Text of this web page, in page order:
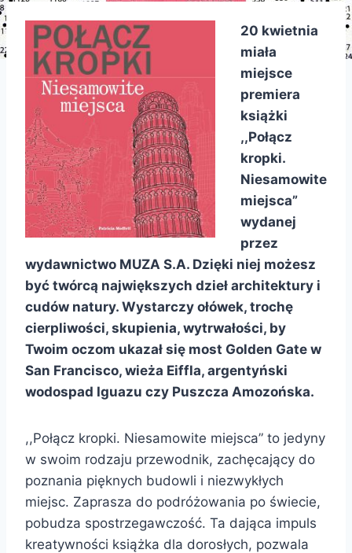
20 kwietnia
miała
miejsce
premiera
książki
,,Połącz
kropki.
Niesamowite
miejsca”
wydanej
przez
wydawnictwo MUZA S.A. Dzięki niej możesz
być twórcą największych dzieł architektury i
cudów natury. Wystarczy ołówek, trochę
cierpliwości, skupienia, wytrwałości, by
Twoim oczom ukazał się most Golden Gate w
San Francisco, wieża Eiffla, argentyński
wodospad Iguazu czy Puszcza Amozońska.
,,Połącz kropki. Niesamowite miejsca” to jedyny
w swoim rodzaju przewodnik, zachęcający do
poznania pięknych budowli i niezwykłych
miejsc. Zaprasza do podróżowania po świecie,
pobudza spostrzegawczość. Ta dająca impuls
kreatywności książka dla dorosłych, pozwala